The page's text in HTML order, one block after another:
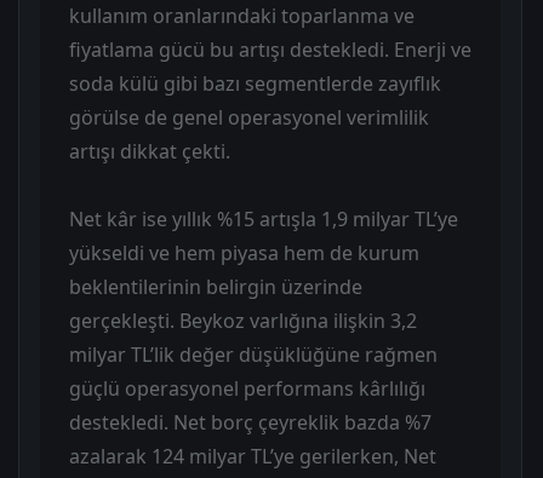
kullanım oranlarındaki toparlanma ve
fiyatlama gücü bu artışı destekledi. Enerji ve
soda külü gibi bazı segmentlerde zayıflık
görülse de genel operasyonel verimlilik
artışı dikkat çekti.
Net kâr ise yıllık %15 artışla 1,9 milyar TL’ye
yükseldi ve hem piyasa hem de kurum
beklentilerinin belirgin üzerinde
gerçekleşti. Beykoz varlığına ilişkin 3,2
milyar TL’lik değer düşüklüğüne rağmen
güçlü operasyonel performans kârlılığı
destekledi. Net borç çeyreklik bazda %7
azalarak 124 milyar TL’ye gerilerken, Net